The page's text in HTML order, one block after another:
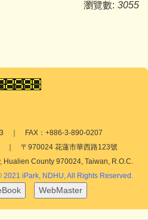
瀏覽數: 3055
｜ FAX：+886-3-890-0207
｜ 〒970024 花蓮市華西路123號
County 970024, Taiwan, R.O.C.
iPark, NDHU, All Rights Reserved.